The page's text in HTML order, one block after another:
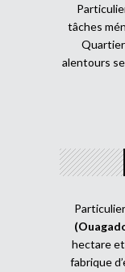
tâches
alentours
hectare et
fabrique